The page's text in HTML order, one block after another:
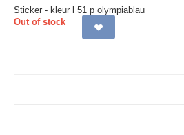
Sticker - kleur l 51 p olympiablau
Out of stock